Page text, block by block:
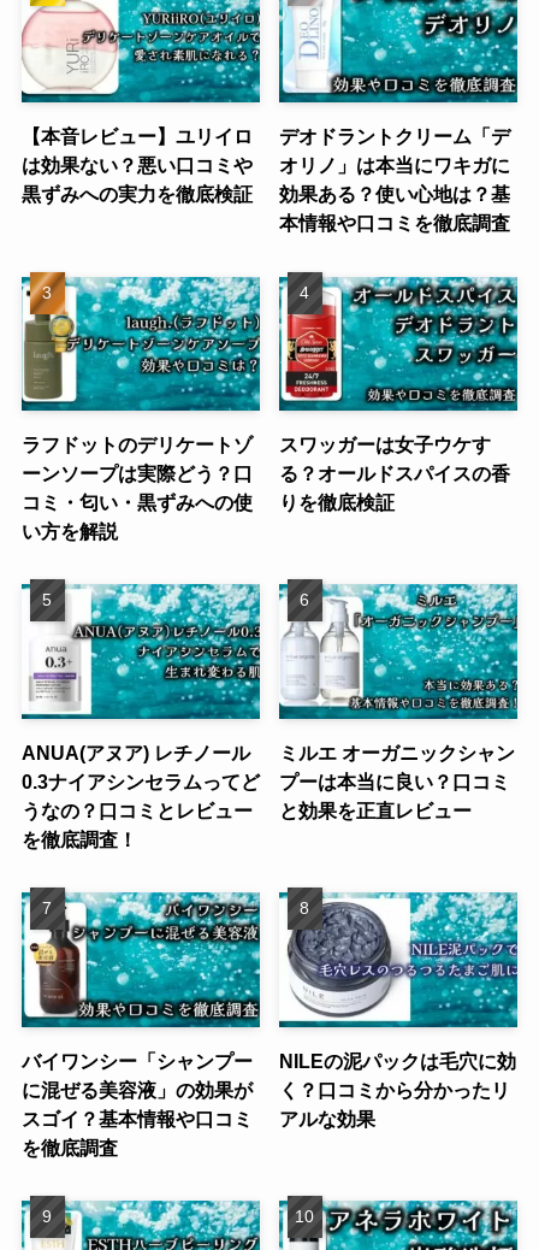
【本音レビュー】ユリイロ
は効果ない？悪い口コミや
黒ずみへの実力を徹底検証
デオドラントクリーム「デ
オリノ」は本当にワキガに
効果ある？使い心地は？基
本情報や口コミを徹底調査
ラフドットのデリケートゾ
ーンソープは実際どう？口
コミ・匂い・黒ずみへの使
い方を解説
スワッガーは女子ウケす
る？オールドスパイスの香
りを徹底検証
ANUA(アヌア) レチノール
0.3ナイアシンセラムってど
うなの？口コミとレビュー
を徹底調査！
ミルエ オーガニックシャン
プーは本当に良い？口コミ
と効果を正直レビュー
バイワンシー「シャンプー
に混ぜる美容液」の効果が
スゴイ？基本情報や口コミ
を徹底調査
NILEの泥パックは毛穴に効
く？口コミから分かったリ
アルな効果